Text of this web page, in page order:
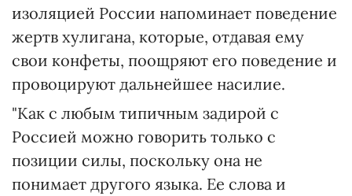
изоляцией России напоминает поведение
жертв хулигана, которые, отдавая ему
свои конфеты, поощряют его поведение и
провоцируют дальнейшее насилие.
"Как с любым типичным задирой с
Россией можно говорить только с
позиции силы, поскольку она не
понимает другого языка. Ее слова и